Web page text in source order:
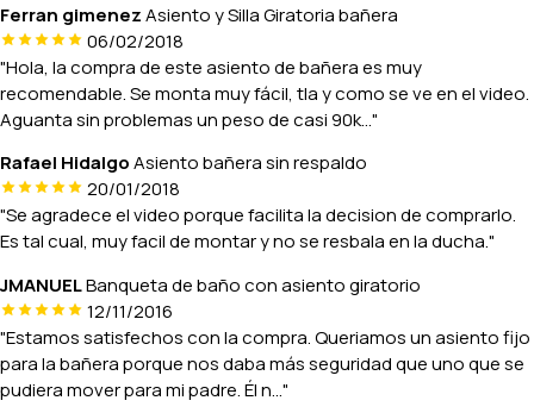
Ferran gimenezAsiento y Silla Giratoria bañera
06/02/2018
"Hola, la compra de este asiento de bañera es muy
recomendable. Se monta muy fácil, tla y como se ve en el video.
Aguanta sin problemas un peso de casi 90k..."
Rafael HidalgoAsiento bañera sin respaldo
20/01/2018
"Se agradece el video porque facilita la decision de comprarlo.
Es tal cual, muy facil de montar y no se resbala en la ducha."
JMANUELBanqueta de baño con asiento giratorio
12/11/2016
"Estamos satisfechos con la compra. Queriamos un asiento fijo
para la bañera porque nos daba más seguridad que uno que se
pudiera mover para mi padre. Él n..."